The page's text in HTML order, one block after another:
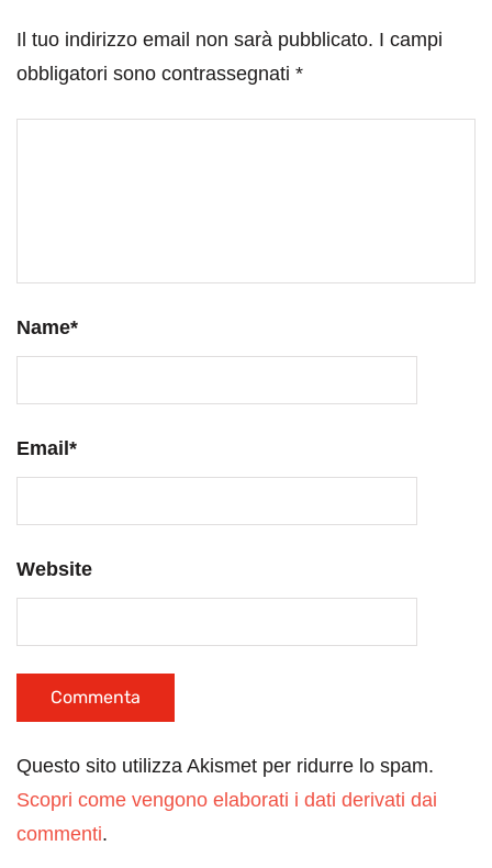
Il tuo indirizzo email non sarà pubblicato. I campi
obbligatori sono contrassegnati *
Name*
Email *
Website
Questo sito utilizza Akismet per ridurre lo spam.
Scopri come vengono elaborati i dati derivati dai
commenti.